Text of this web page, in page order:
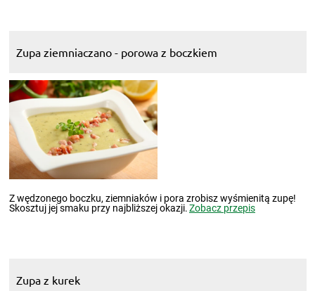
Zupa ziemniaczano - porowa z boczkiem
Z wędzonego boczku, ziemniaków i pora zrobisz wyśmienitą zupę!
Skosztuj jej smaku przy najbliższej okazji.Zobacz przepis
Zupa z kurek